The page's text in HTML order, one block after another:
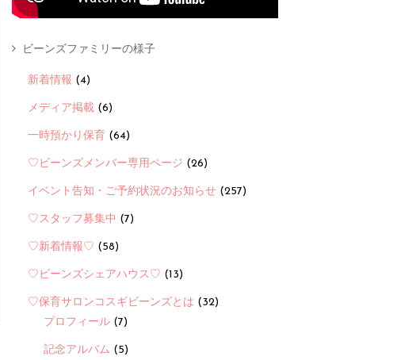
ビーンズファミリーの様子
新着情報 (4)
メディア掲載 (6)
一時預かり保育 (64)
♡ビーンズメンバー専用ページ (26)
イベント告知・ご予約状況のお知らせ (257)
♡スタッフ募集中 (7)
♡新着情報♡ (58)
♡ビーンズシェアハウス♡ (13)
♡保育サロンコスギビーンズとは (32)
プロフィール (7)
記念アルバム (5)